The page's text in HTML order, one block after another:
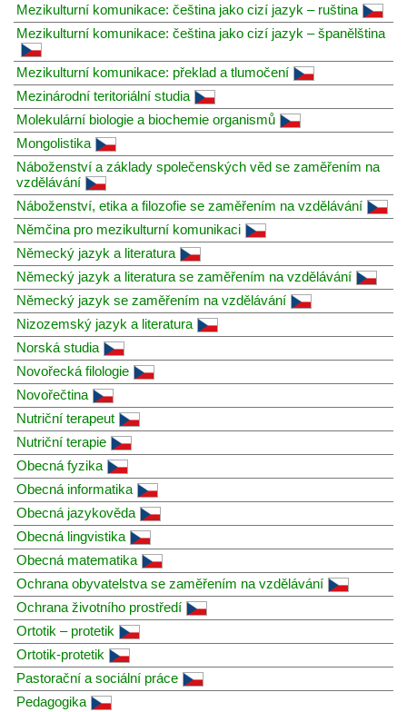
Mezikulturní komunikace: čeština jako cizí jazyk – ruština
Mezikulturní komunikace: čeština jako cizí jazyk – španělština
Mezikulturní komunikace: překlad a tlumočení
Mezinárodní teritoriální studia
Molekulární biologie a biochemie organismů
Mongolistika
Náboženství a základy společenských věd se zaměřením na
vzdělávání
Náboženství, etika a filozofie se zaměřením na vzdělávání
Němčina pro mezikulturní komunikaci
Německý jazyk a literatura
Německý jazyk a literatura se zaměřením na vzdělávání
Německý jazyk se zaměřením na vzdělávání
Nizozemský jazyk a literatura
Norská studia
Novořecká filologie
Novořečtina
Nutriční terapeut
Nutriční terapie
Obecná fyzika
Obecná informatika
Obecná jazykověda
Obecná lingvistika
Obecná matematika
Ochrana obyvatelstva se zaměřením na vzdělávání
Ochrana životního prostředí
Ortotik – protetik
Ortotik-protetik
Pastorační a sociální práce
Pedagogika